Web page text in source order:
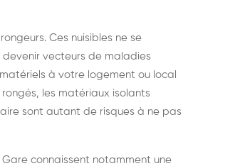
Ces nuisibles ne se
vecteurs de maladies
à votre logement ou local
les matériaux isolants
sont autant de risques à ne pas
connaissent notamment une